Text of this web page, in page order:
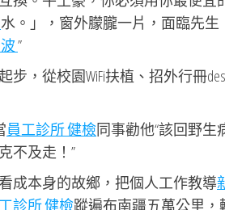
水。」，窗外朦朧一片，面臨先
”
步，從校園WiFi扶植、招外行冊
員工診所 健檢同事勸他“該回野生
不及走！”
成本身的故鄉，把個人工作教導
診所 健檢蹤遍布南疆五萬公里，